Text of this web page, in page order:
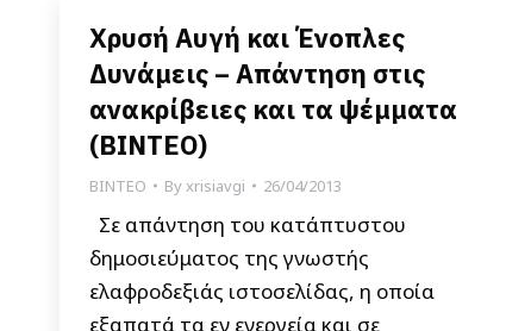
Χρυσή Αυγή και Ένοπλες
Δυνάμεις – Απάντηση στις
ανακρίβειες και τα ψέμματα
(BINTEO)
ΒΙΝΤΕΟ Byxrisiavgi 26/04/2013
Σε απάντηση του κατάπτυστου
δημοσιεύματος της γνωστής
ελαφροδεξιάς ιστοσελίδας, η οποία
εξαπατά τα εν ενεργεία και σε